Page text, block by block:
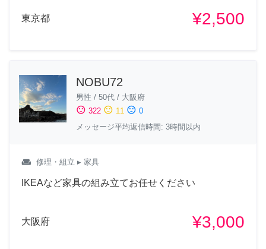
東京都 ¥2,500
NOBU72
男性 / 50代 / 大阪府
sentiment_satisfied 322 sentiment_neutral 11 sentiment_dissatisfied 0
メッセージ平均返信時間: 3時間以内
weekend 修理・組立 ▸ 家具
IKEAなど家具の組み立てお任せください
大阪府 ¥3,000